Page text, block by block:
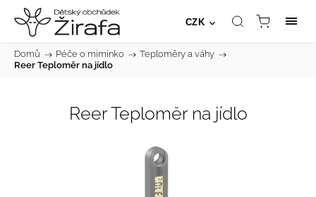
CZK
Domů / Péče o miminko / Teploměry a váhy /
Reer Teploměr na jídlo
Reer Teploměr na jídlo